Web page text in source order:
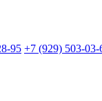
95 +7 (929) 503-03-